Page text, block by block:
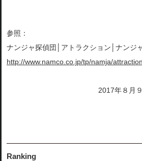
参照：
ナンジャ探偵団│アトラクション│ナンジ
http://www.namco.co.jp/tp/namja/
2017年８月
Ranking